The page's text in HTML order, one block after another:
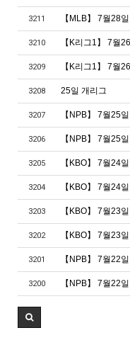
3211 【MLB】 7월28
3210 【K리그1】 7월
3209 【K리그1】 7월
3208 25일 개리그
3207 【NPB】 7월25
3206 【NPB】 7월25
3205 【KBO】 7월24
3204 【KBO】 7월24
3203 【KBO】 7월23
3202 【KBO】 7월23
3201 【NPB】 7월22
3200 【NPB】 7월22